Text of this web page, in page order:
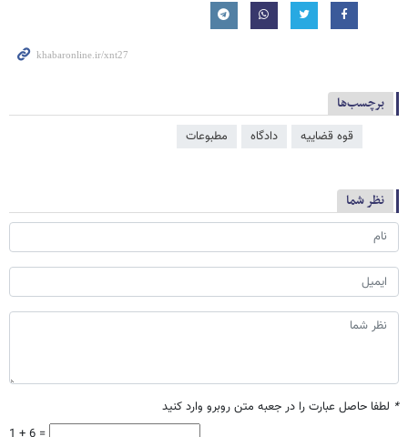
برچسب‌ها
قوه قضاییه دادگاه مطبوعات
نظر شما
* لطفا حاصل عبارت را در جعبه متن روبرو وارد کنید